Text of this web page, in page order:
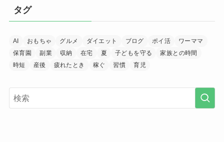
タグ
AI おもちゃ グルメ ダイエット ブログ ポイ活
ワーママ
保育園
副業 収納 在宅 夏 子どもを守る
家族との時間
時短
産後 疲れたとき 稼ぐ 習慣 育児